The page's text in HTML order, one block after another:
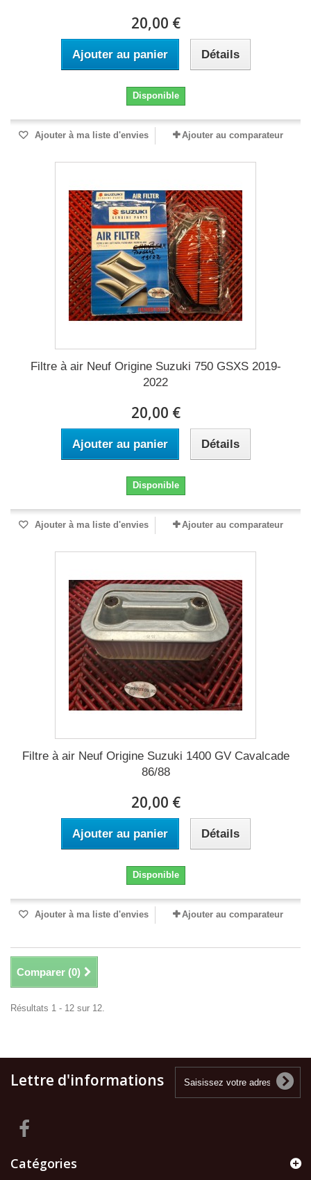
20,00 €
Ajouter au panier Détails
Disponible
Ajouter à ma liste d'envies Ajouter au comparateur
Filtre à air Neuf Origine Suzuki 750 GSXS 2019-
2022
20,00 €
Ajouter au panier Détails
Disponible
Ajouter à ma liste d'envies Ajouter au comparateur
Filtre à air Neuf Origine Suzuki 1400 GV Cavalcade
86/88
20,00 €
Ajouter au panier Détails
Disponible
Ajouter à ma liste d'envies Ajouter au comparateur
Comparer (0)
Résultats 1 - 12 sur 12.
Lettre d'informations
Catégories